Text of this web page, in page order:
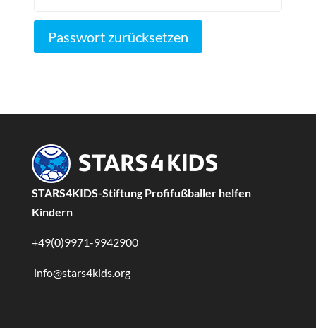
Passwort zurücksetzen
STARS4KIDS-Stiftung Profifußballer helfen
Kindern
+49(0)9971-9942900
info@stars4kids.org